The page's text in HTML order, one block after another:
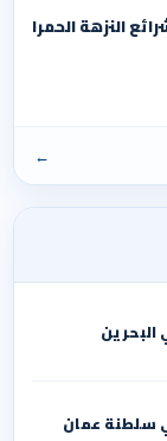
النزهة الحمرا
←
سلطنة عمان